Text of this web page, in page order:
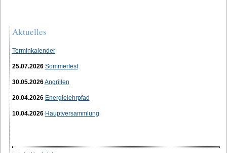
Aktuelles
Terminkalender
25.07.2026 Sommerfest
30.05.2026 Angrillen
20.04.2026 Energielehrpfad
10.04.2026 Hauptversammlung